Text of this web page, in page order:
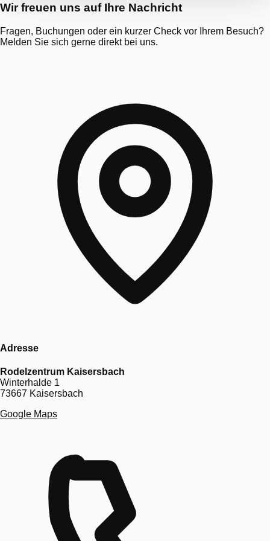
Wir freuen uns auf Ihre Nachricht
Fragen, Buchungen oder ein kurzer Check vor Ihrem Besuch?
Melden Sie sich gerne direkt bei uns.
Adresse
Rodelzentrum Kaisersbach
Winterhalde 1
73667 Kaisersbach
Google Maps